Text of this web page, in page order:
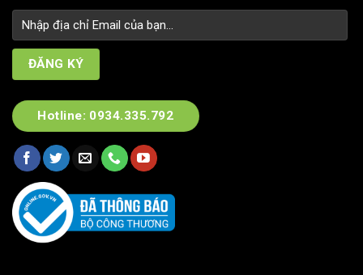
Hotline: 0934.335.792